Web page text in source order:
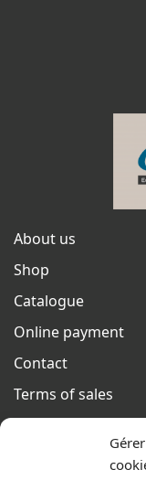
About us
Shop
Catalogue
Online payment
Contact
Terms of sales
From 8h to 12h30